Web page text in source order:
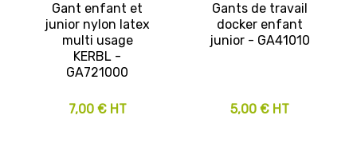
Gant enfant et
junior nylon latex
multi usage
KERBL -
GA721000
7,00 € HT
Gants de travail
docker enfant
junior - GA41010
5,00 € HT